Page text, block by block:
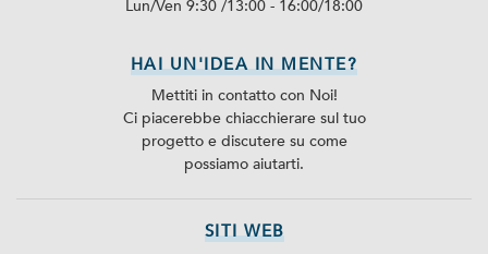
Lun/Ven 9:30 /13:00 - 16:00/18:00
HAI UN'IDEA IN MENTE?
Mettiti in contatto con Noi!
Ci piacerebbe chiacchierare sul tuo
progetto e discutere su come
possiamo aiutarti.
SITI WEB